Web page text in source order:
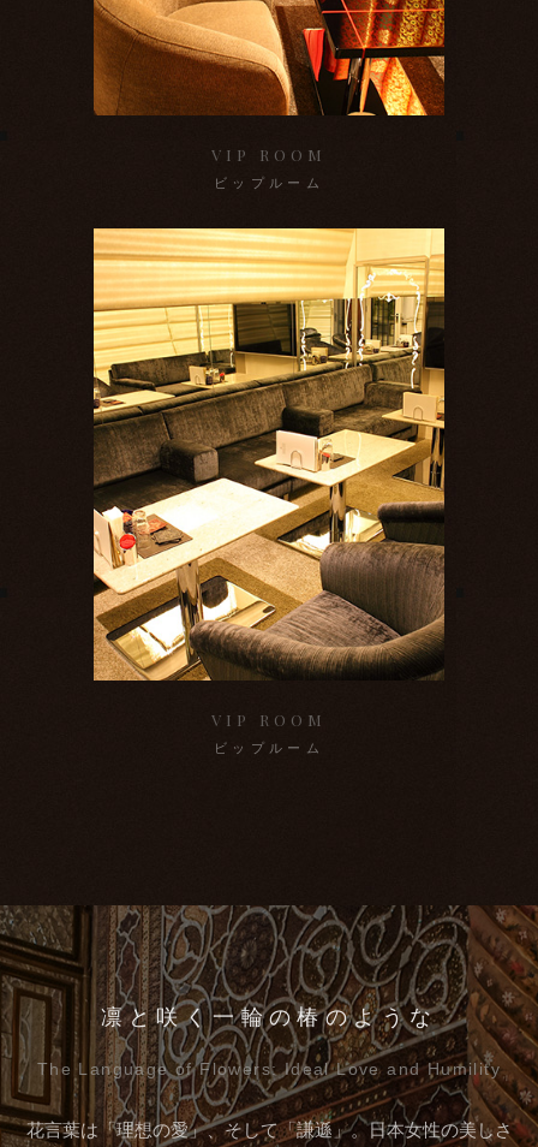
VIP ROOM
ビップルーム
VIP ROOM
ビップルーム
凛と咲く一輪の椿のような
The Language of Flowers: Ideal Love and Humility
花言葉は「理想の愛」、そして「謙遜」。日本女性の美しさ